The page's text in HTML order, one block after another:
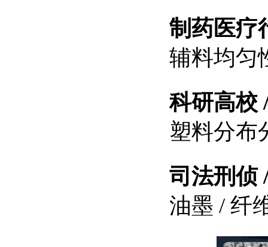
制药医疗
辅料均匀
科研高校
塑料分布
司法刑侦
油墨 / 纤